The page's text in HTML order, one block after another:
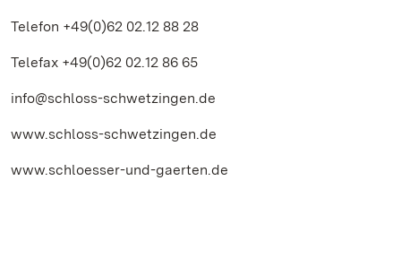
Telefon +49(0)62 02.12 88 28
Telefax +49(0)62 02.12 86 65
info@schloss-schwetzingen.de
www.schloss-schwetzingen.de
www.schloesser-und-gaerten.de